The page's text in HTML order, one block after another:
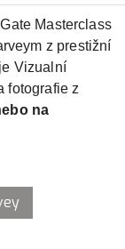
Masterclass
z prestižní
Vizualní
fotografie z
na